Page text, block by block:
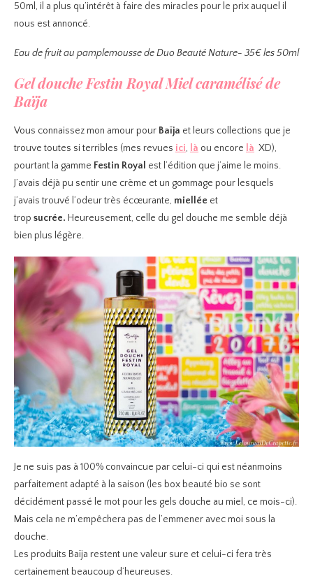
50ml, il a plus qu’intérêt à faire des miracles pour le prix auquel il
nous est annoncé.
Eau de fruit au pamplemousse de Duo Beauté Nature- 35€ les 50ml
Gel douche Festin Royal Miel caramélisé de
Baïja
Vous connaissez mon amour pour Baïja et leurs collections que je
trouve toutes si terribles (mes revues ici, là ou encore là XD),
pourtant la gamme Festin Royal est l’édition que j’aime le moins.
J’avais déjà pu sentir une crème et un gommage pour lesquels
j’avais trouvé l’odeur très écœurante, miellée et
trop sucrée. Heureusement, celle du gel douche me semble déjà
bien plus légère.
Je ne suis pas à 100% convaincue par celui-ci qui est néanmoins
parfaitement adapté à la saison (les box beauté bio se sont
décidément passé le mot pour les gels douche au miel, ce mois-ci).
Mais cela ne m’empêchera pas de l’emmener avec moi sous la
douche.
Les produits Baïja restent une valeur sure et celui-ci fera très
certainement beaucoup d’heureuses.